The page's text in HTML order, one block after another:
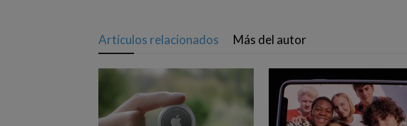
Artículos relacionados Más del autor